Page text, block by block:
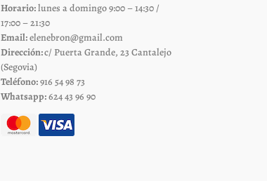
Horario:lunes a domingo 9:00 – 14:30 /
17:00 – 21:30
Email:elenebron@gmail.com
Dirección:c/ Puerta Grande, 23 Cantalejo
(Segovia)
Teléfono:916 54 98 73
Whatsapp:624 43 96 90